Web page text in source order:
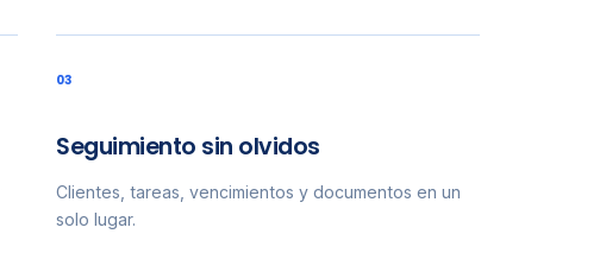
03
Seguimiento sin olvidos
Clientes, tareas, vencimientos y documentos en un
solo lugar.